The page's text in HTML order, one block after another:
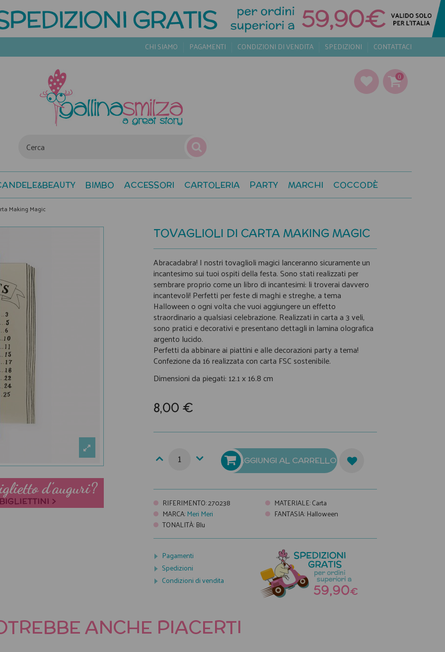
CHI SIAMO PAGAMENTI CONDIZIONI DI VENDITA SPEDIZIONI CONTATTACI
0
BIMBO ACCESSORI CARTOLERIA PARTY MARCHI COCCODÈ
Making Magic
TOVAGLIOLI DI CARTA MAKING MAGIC
Abracadabra! I nostri tovaglioli magici lanceranno sicuramente un
incantesimo sui tuoi ospiti della festa. Sono stati realizzati per
sembrare proprio come un libro di incantesimi: li troverai davvero
incantevoli! Perfetti per feste di maghi e streghe, a tema
Halloween o ogni volta che vuoi aggiungere un effetto
straordinario a qualsiasi celebrazione. Realizzati in carta a 3 veli,
sono pratici e decorativi e presentano dettagli in lamina olografica
argento lucido.
Perfetti da abbinare ai piattini e alle decorazioni party a tema!
Confezione da 16 realizzata con carta FSC sostenibile.
Dimensioni da piegati: 12.1 x 16.8 cm
8,00 €
AGGIUNGI AL CARRELLO
RIFERIMENTO:270238 MATERIALE:Carta
MARCA:Meri Meri FANTASIA: Halloween
TONALITÀ: Blu
Pagamenti
Spedizioni
Condizioni di vendita
ANCHE PIACERTI